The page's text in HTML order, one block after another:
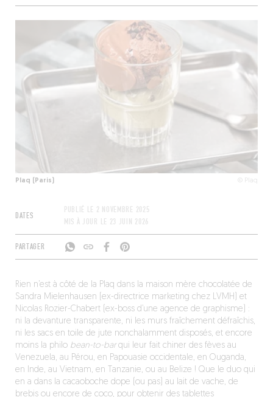
18h30 (19h30 mercredi, vendredi et
Plaq (Paris) © Plaq
DATES
PUBLIÉ LE 2 NOVEMBRE 2025
MIS À JOUR LE 23 JUIN 2026
PARTAGER
Rien n’est à côté de la Plaq dans la maison mère chocolatée de
Sandra Mielenhausen (ex-directrice marketing chez LVMH) et
Nicolas Rozier-Chabert (ex-boss d’une agence de graphisme) :
ni la devanture transparente, ni les murs fraîchement défraîchis,
ni les sacs en toile de jute nonchalamment disposés, et encore
moins la philo bean-to-barqui leur fait chiner des fèves au
Venezuela, au Pérou, en Papouasie occidentale, en Ouganda,
en Inde, au Vietnam, en Tanzanie, ou au Belize ! Que le duo qui
en a dans la cacaoboche dope (ou pas) au lait de vache, de
brebis ou encore de coco, pour obtenir des tablettes